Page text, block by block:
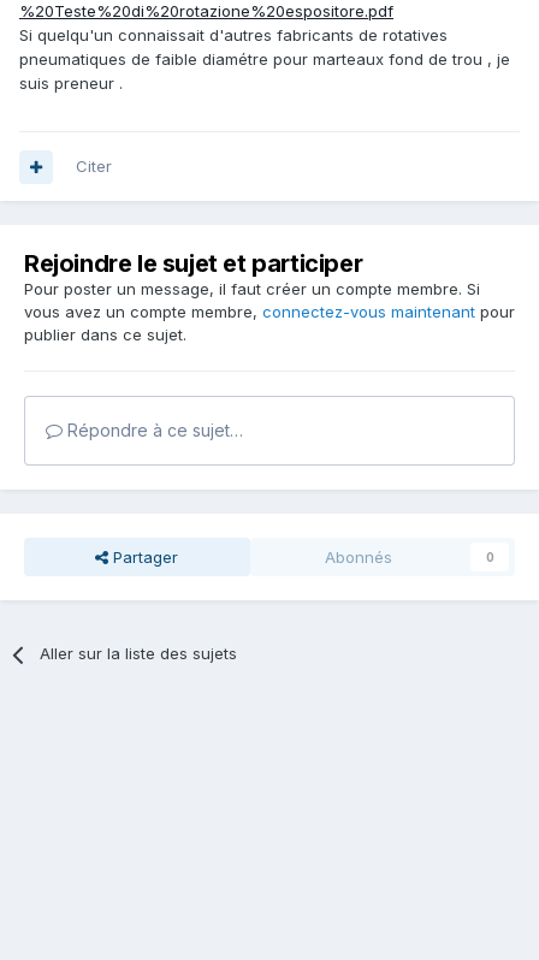
%20Teste%20di%20rotazione%20espositore.pdf
Si quelqu'un connaissait d'autres fabricants de rotatives
pneumatiques de faible diamétre pour marteaux fond de trou , je
suis preneur .
Citer
Rejoindre le sujet et participer
Pour poster un message, il faut créer un compte membre. Si
vous avez un compte membre, connectez-vous maintenant pour
publier dans ce sujet.
Répondre à ce sujet…
Partager Abonnés 0
Aller sur la liste des sujets